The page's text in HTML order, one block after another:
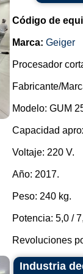
Código de
Marca: Geiger
Procesador
Fabricante/
Modelo: GUM
Capacidad
Voltaje: 220 V.
Año: 2017.
Peso: 240 kg.
Potencia: 5,0 /
Revoluciones
Industria